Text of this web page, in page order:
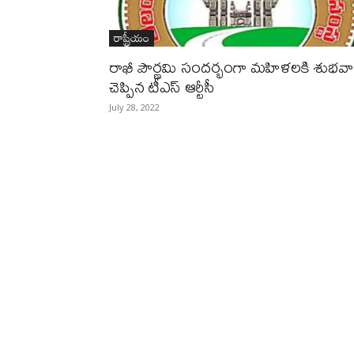
రాష్ట్రీయం
రాఖీ పౌర్ణమి సందర్భంగా మహిళలకి
చెప్పిన టీఎస్ ఆర్టీసీ
July 28, 2022